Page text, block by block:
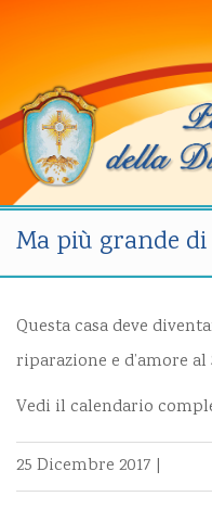
Ma più grande
Questa casa deve
riparazione e d’amore al
Vedi il calendario
25 Dicembre 2017 |